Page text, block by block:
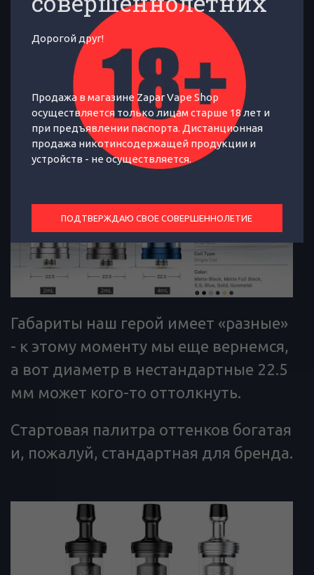
основное внимание снова уделено
дрип-типу. Экземпляр это снова
вытянутый, однако форма
оригинальная, и теперь он
комбинированный.
Габариты наш герой имеет «разные»
- к этому моменту мы еще вернемся,
а вот диаметр в нестандартные 22.5
мм может кого-то оттолкнуть.
Стартовая палитра оттенков богатая
и, пожалуй, стандартная для бренда.
Дорогой друг!
Продажа в магазине Zapar Vape Shop
осуществляется только лицам старше 18 лет и
при предъявлении паспорта. Дистанционная
продажа никотинсодержащей продукции и
устройств - не осуществляется.
ПОДТВЕРЖДАЮ СВОЕ СОВЕРШЕННОЛЕТИЕ